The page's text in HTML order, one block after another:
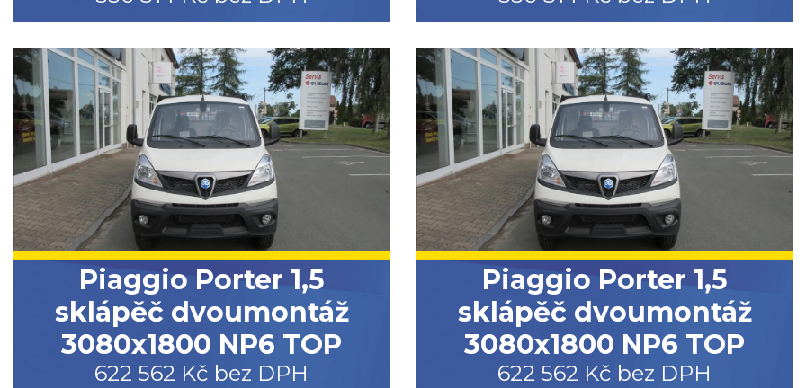
Piaggio Porter 1,5
sklápěč dvoumontáž
3080x1800 NP6 TOP
622 562 Kč bez DPH
Piaggio Porter 1,5
sklápěč dvoumontáž
3080x1800 NP6 TOP
622 562 Kč bez DPH